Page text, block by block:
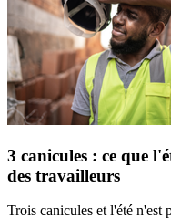
3 canicules : ce que
des travailleurs
Trois canicules et l'été n'est